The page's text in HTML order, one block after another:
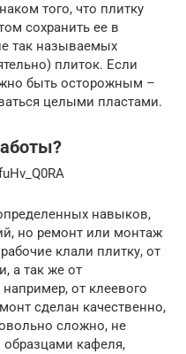
того, что плитку
сохранить ее в
так называемых
плиток. Если
быть осторожным –
целыми пластами.
навыков,
но ремонт или монтаж
клали плитку, от
а так же от
от клеевого
сделан качественно,
сложно, не
образцами кафеля,